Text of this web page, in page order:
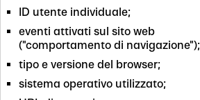
ID utente individuale;
eventi attivati sul sito web
("comportamento di navigazione");
tipo e versione del browser;
sistema operativo utilizzato;